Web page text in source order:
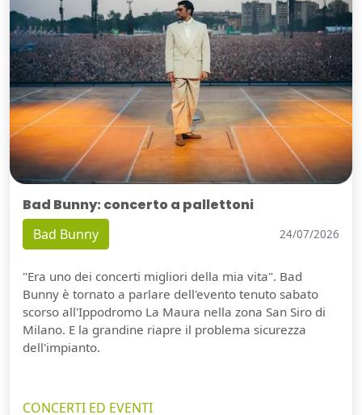
Bad Bunny: concerto a pallettoni
Bad Bunny 24/07/2026
"Era uno dei concerti migliori della mia vita". Bad
Bunny è tornato a parlare dell'evento tenuto sabato
scorso all'Ippodromo La Maura nella zona San Siro di
Milano. E la grandine riapre il problema sicurezza
dell'impianto.
CONCERTI ED EVENTI